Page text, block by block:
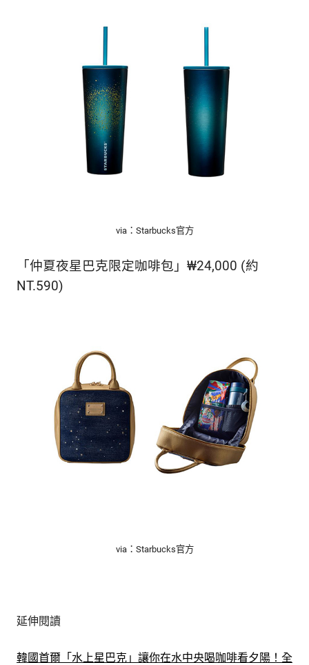
via：Starbucks官方
「仲夏夜星巴克限定咖啡包」₩24,000 (約
NT.590)
via：Starbucks官方
延伸閱讀
韓國首爾「水上星巴克」讓你在水中央喝咖啡看夕陽！全